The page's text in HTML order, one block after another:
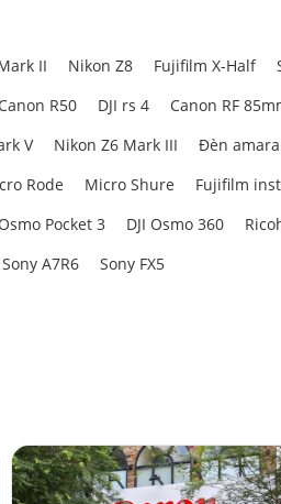
II Nikon Z8 Fujifilm X-Half
Canon R50 DJI rs 4 Canon RF
V Nikon Z6 Mark III Đèn
Rode Micro Shure Fujifilm
Osmo Pocket 3 DJI Osmo 360
Sony A7R6 Sony FX5